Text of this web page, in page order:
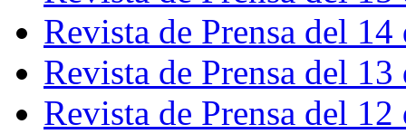
Revista de Prensa del
Revista de Prensa del
Revista de Prensa del